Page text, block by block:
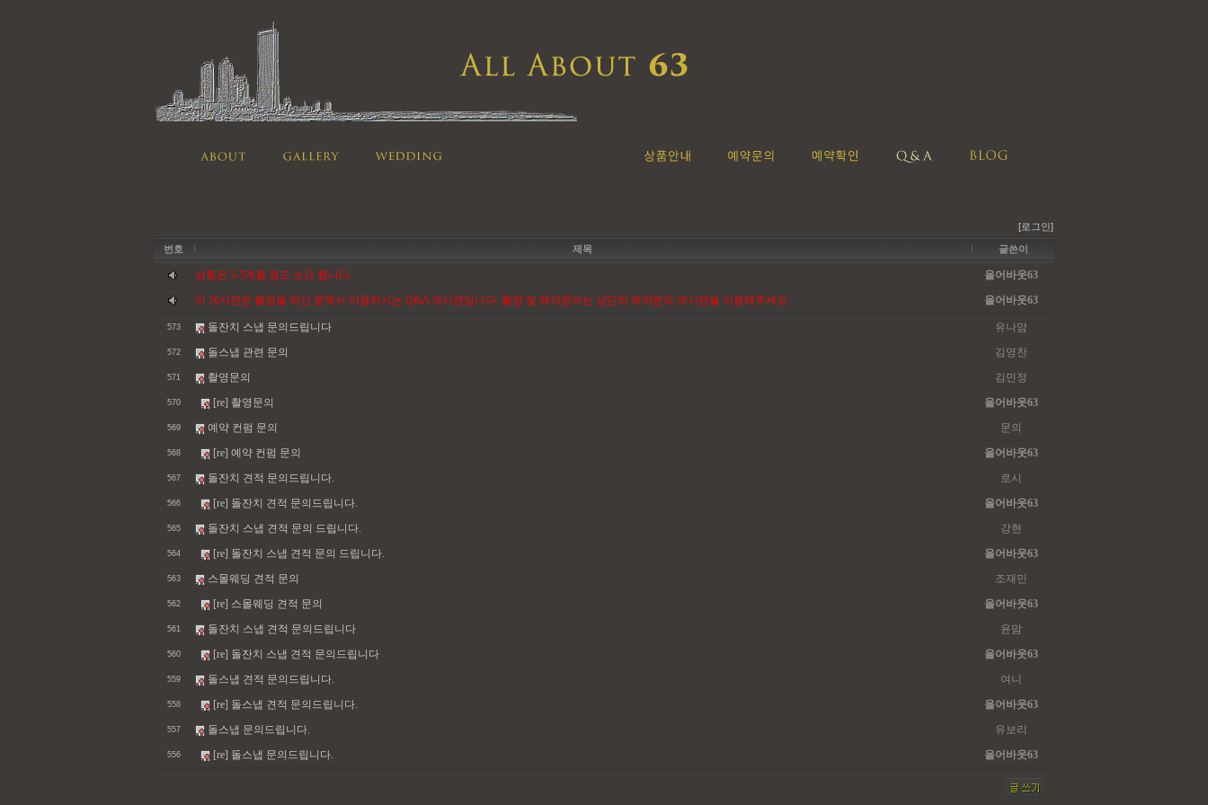
[로그인]
번호 제목 글쓴이
상품은 3-5개월 정도 소요 됩니다.
올어바웃63
이 게시판은 촬영을 하신 분께서 이용하시는 Q&A 게시판입니다. 촬영 및 예약문의는 상단의 예약문의 게시판을 이용해주세요.
올어바웃63
573 돌잔치 스냅 문의드립니다 유나맘
572 돌스냅 관련 문의 김영찬
571 촬영문의 김민정
570 [re] 촬영문의 올어바웃63
569 예약 컨펌 문의 문의
568 [re] 예약 컨펌 문의 올어바웃63
567 돌잔치 견적 문의드립니다. 로시
566 [re] 돌잔치 견적 문의드립니다. 올어바웃63
565 돌잔치 스냅 견적 문의 드립니다. 강현
564 [re] 돌잔치 스냅 견적 문의 드립니다. 올어바웃63
563 스몰웨딩 견적 문의 조재민
562 [re] 스몰웨딩 견적 문의 올어바웃63
561 돌잔치 스냅 견적 문의드립니다 윤맘
560 [re] 돌잔치 스냅 견적 문의드립니다 올어바웃63
559 돌스냅 견적 문의드립니다. 여니
558 [re] 돌스냅 견적 문의드립니다. 올어바웃63
557 돌스냅 문의드립니다. 유보리
556 [re] 돌스냅 문의드립니다. 올어바웃63